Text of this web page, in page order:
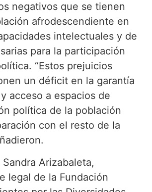
negativos que se tienen
afrodescendiente en
intelectuales y de
para la participación
“Estos prejuicios
un déficit en la garantía
acceso a espacios de
política de la población
con el resto de la
Arizabaleta,
legal de la Fundación